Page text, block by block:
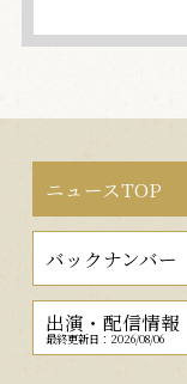
ニュースTOP
バックナンバー
出演・配信情報
最終更新日：2026/08/06